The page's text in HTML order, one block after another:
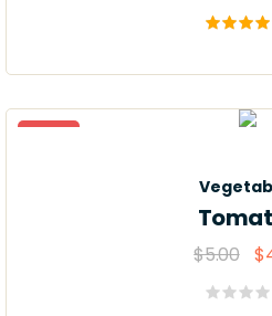
5.00
$5.00 $